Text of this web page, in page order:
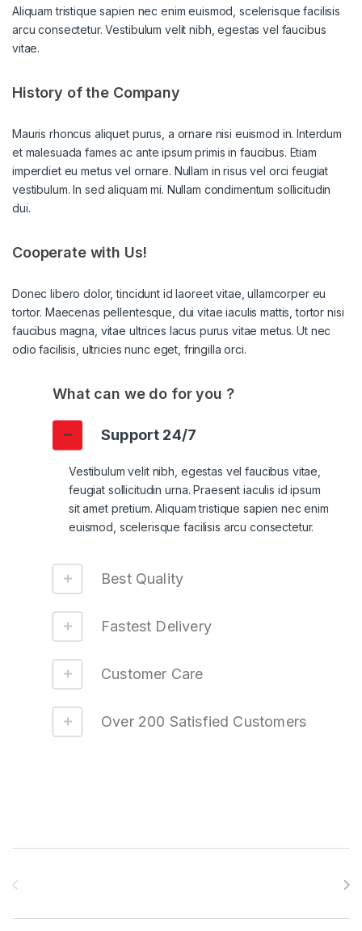
Aliquam tristique sapien nec enim euismod, scelerisque facilisis
arcu consectetur. Vestibulum velit nibh, egestas vel faucibus
vitae.
History of the Company
Mauris rhoncus aliquet purus, a ornare nisi euismod in. Interdum
et malesuada fames ac ante ipsum primis in faucibus. Etiam
imperdiet eu metus vel ornare. Nullam in risus vel orci feugiat
vestibulum. In sed aliquam mi. Nullam condimentum sollicitudin
dui.
Cooperate with Us!
Donec libero dolor, tincidunt id laoreet vitae, ullamcorper eu
tortor. Maecenas pellentesque, dui vitae iaculis mattis, tortor nisi
faucibus magna, vitae ultrices lacus purus vitae metus. Ut nec
odio facilisis, ultricies nunc eget, fringilla orci.
What can we do for you ?
Support 24/7
Vestibulum velit nibh, egestas vel faucibus vitae,
feugiat sollicitudin urna. Praesent iaculis id ipsum
sit amet pretium. Aliquam tristique sapien nec enim
euismod, scelerisque facilisis arcu consectetur.
Best Quality
Fastest Delivery
Customer Care
Over 200 Satisfied Customers